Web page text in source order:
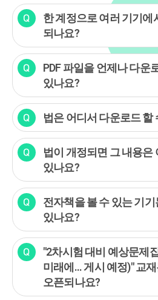
한 계정으로 여러 기기에
되나요?
PDF 파일을 언제나 다운
있나요?
법은 어디서 다운로드 할
법이 개정되면 그 내용은
있나요?
전자책을 볼 수 있는 기기
있나요?
"2차시험 대비 예상문제
미래에... 게시 예정)" 교
오픈되나요?